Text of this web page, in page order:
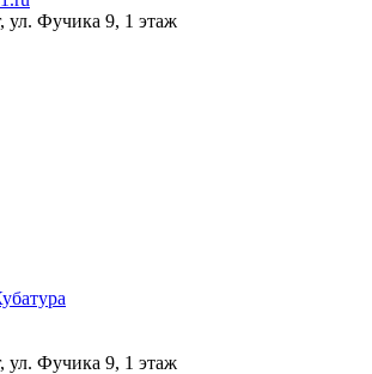
ул. Фучика 9, 1 этаж
ул. Фучика 9, 1 этаж